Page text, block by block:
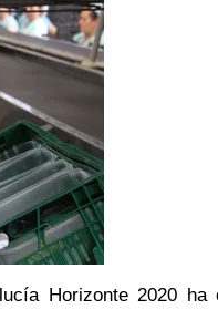
Horizonte 2020 ha